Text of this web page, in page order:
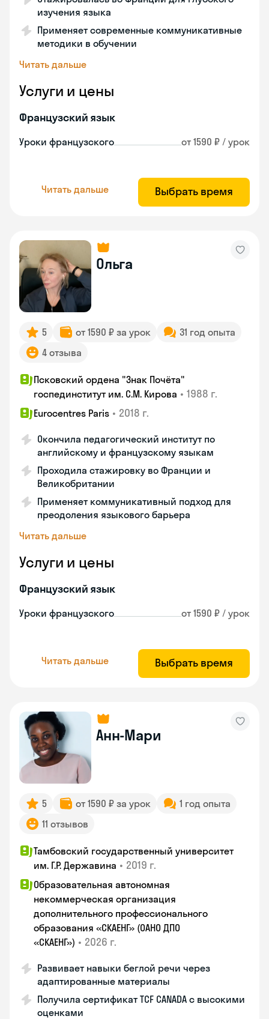
изучения языка
Применяет современные коммуникативные
методики в обучении
Читать дальше
Услуги и цены
Французский язык
Уроки французского от 1590 ₽ / урок
Читать дальше Выбрать время
Ольга
5 от 1590 ₽ за урок
31 год опыта
4 отзыва
Псковский ордена "Знак Почёта"
госпединститут им. С.М. Кирова • 1988 г.
Eurocentres Paris • 2018 г.
Окончила педагогический институт по
английскому и французскому языкам
Проходила стажировку во Франции и
Великобритании
Применяет коммуникативный подход для
преодоления языкового барьера
Читать дальше
Услуги и цены
Французский язык
Уроки французского от 1590 ₽ / урок
Читать дальше Выбрать время
Анн-Мари
5 от 1590 ₽ за урок
1 год опыта
11 отзывов
Тамбовский государственный университет
им. Г.Р. Державина • 2019 г.
Образовательная автономная
некоммерческая организация
дополнительного профессионального
образования «СКАЕНГ» (ОАНО ДПО
«СКАЕНГ») • 2026 г.
Развивает навыки беглой речи через
адаптированные материалы
Получила сертификат TCF CANADA с высокими
оценками